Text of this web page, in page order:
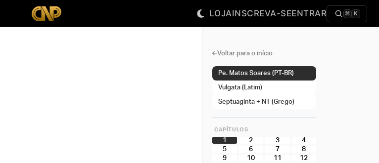
LOJAINSCREVA-SEENTRAR ⌘ K
Voltar para o início
Pe. Matos Soares (PT-BR)
Vulgata (Latim)
Septuaginta + NT (Grego)
CAPÍTULOS
1 2 3
4
5
6 7
8
9
10 11
12